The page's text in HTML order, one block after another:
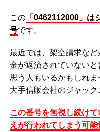
この 「 0462112000」は
号です。
最近では、架空請求な
金が返済されていない
思う人もいるかもしれま
大手信販会社のジャック
この番号を無視し続け
えが行われてしまう可